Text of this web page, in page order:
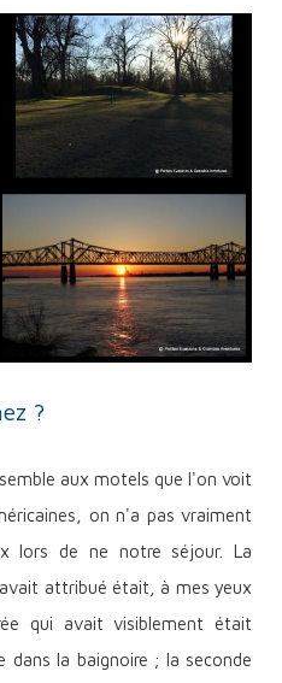
?
aux motels que l'on voit
on n'a pas vraiment
lors de ne notre séjour. La
attribué était, à mes yeux
qui avait visiblement était
la baignoire ; la seconde